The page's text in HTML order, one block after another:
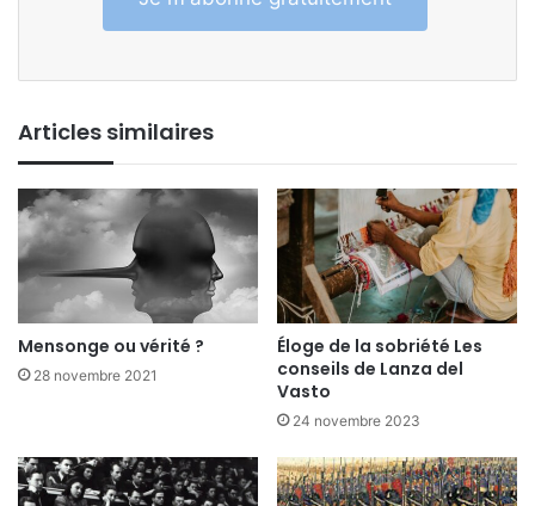
Articles similaires
Mensonge ou vérité ?
28 novembre 2021
Éloge de la sobriété Les
conseils de Lanza del
Vasto
24 novembre 2023